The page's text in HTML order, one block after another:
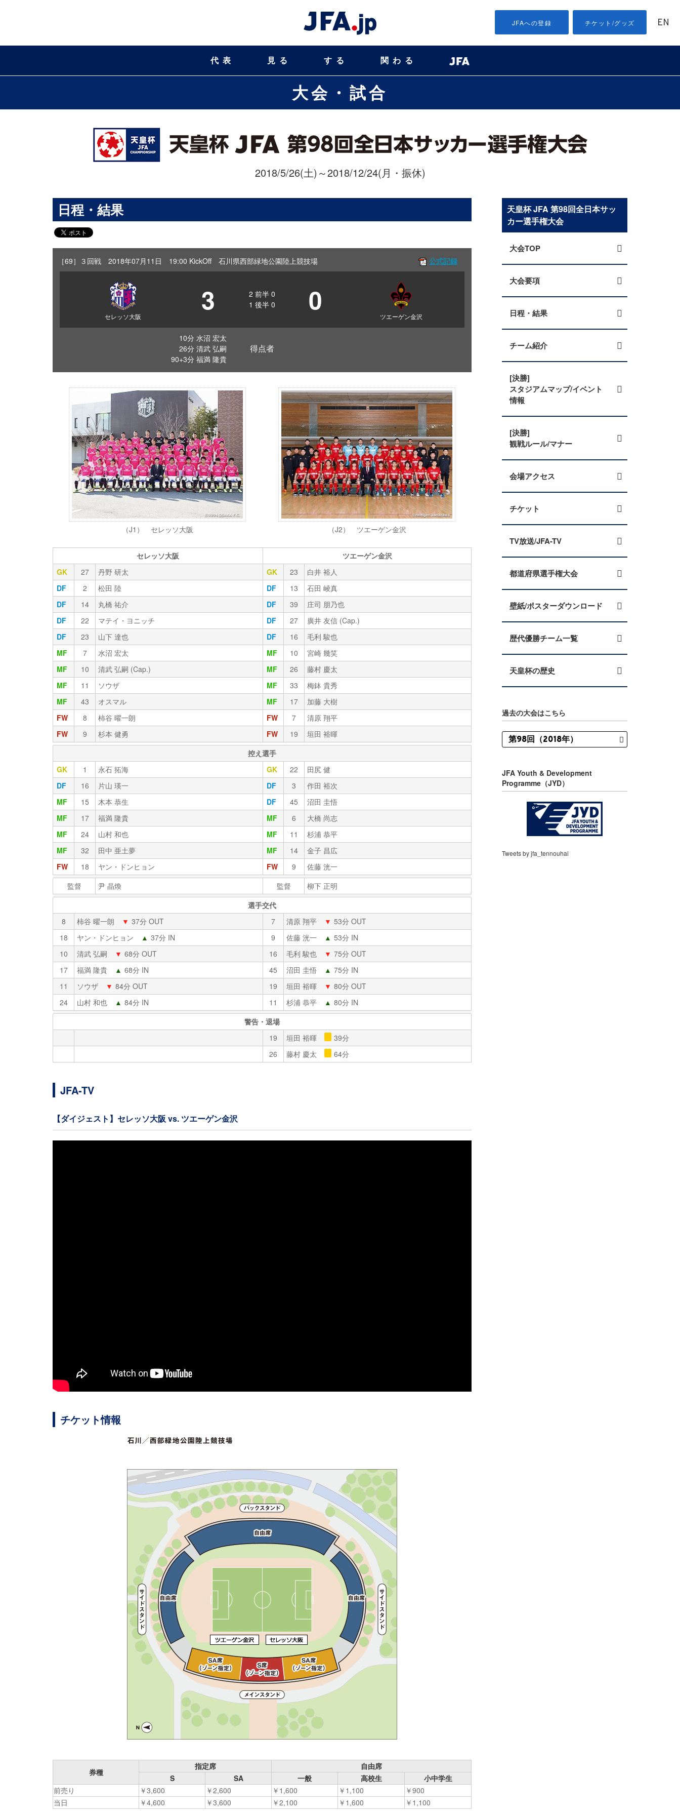
JFAへの登録 チケット/グッズ EN
代表 見る する 関わる
大会・試合
2018/5/26(土)～2018/12/24(月・振休)
日程・結果
［69］３回戦 2018年07月11日 19:00 KickOff 石川県西部緑地公園陸上競技場 公式記録
セレッソ大阪 3 2 前半 0
1 後半 0 0 ツエーゲン金沢
10分 水沼 宏太
26分 清武 弘嗣
90+3分 福満 隆貴
得点者
（J1） セレッソ大阪 （J2） ツエーゲン金沢
セレッソ大阪
ツエーゲン金沢
GK
27 丹野 研太 GK 23
白井 裕人
DF
2 松田 陸 DF 13
石田 崚真
DF
14 丸橋 祐介 DF 39
庄司 朋乃也
DF
22 マテイ・ヨニッチ DF 27
廣井 友信 (Cap.)
DF
23 山下 達也 DF 16
毛利 駿也
MF
7 水沼 宏太 MF 10
宮崎 幾笑
MF
10 清武 弘嗣 (Cap.) MF 26
藤村 慶太
MF
11 ソウザ MF 33
梅鉢 貴秀
MF
43 オスマル MF 17
加藤 大樹
FW
8 柿谷 曜一朗 FW 7
清原 翔平
FW
9 杉本 健勇 FW 19
垣田 裕暉
控え選手
GK
1 永石 拓海 GK 22
田尻 健
DF
16 片山 瑛一 DF 3
作田 裕次
MF
15 木本 恭生 DF 45
沼田 圭悟
MF
17 福満 隆貴 MF 6
大橋 尚志
MF
24 山村 和也 MF 11
杉浦 恭平
MF
32 田中 亜土夢 MF 14
金子 昌広
FW
18 ヤン・ドンヒョン FW 9
佐藤 洸一
監督
尹 晶煥 監督
柳下 正明
選手交代
8
柿谷 曜一朗 ▼ 37分 OUT 7 清原 翔平 ▼ 53分 OUT
18
ヤン・ドンヒョン ▲ 37分 IN 9 佐藤 洸一 ▲ 53分 IN
10
清武 弘嗣 ▼ 68分 OUT 16 毛利 駿也 ▼ 75分 OUT
17
福満 隆貴 ▲ 68分 IN 45 沼田 圭悟 ▲ 75分 IN
11
ソウザ ▼ 84分 OUT 19 垣田 裕暉 ▼ 80分 OUT
24
山村 和也 ▲ 84分 IN 11 杉浦 恭平 ▲ 80分 IN
警告・退場
19
垣田 裕暉
39分
26
藤村 慶太 64分
JFA-TV
【ダイジェスト】セレッソ大阪 vs. ツエーゲン金沢
チケット情報
券種
指定席
自由席
S
SA 一般 高校生
小中学生
前売り
￥3,600 ￥2,600 ￥1,600 ￥1,100
￥900
当日
￥4,600 ￥3,600 ￥2,100 ￥1,600 ￥1,100
天皇杯 JFA 第98回全日本サッ
カー選手権大会
大会TOP
大会要項
日程・結果
チーム紹介
[決勝]
スタジアムマップ/イベント
情報
[決勝]
観戦ルール/マナー
会場アクセス
チケット
TV放送/JFA-TV
都道府県選手権大会
壁紙/ポスターダウンロード
歴代優勝チーム一覧
天皇杯の歴史
過去の大会はこちら
JFA Youth & Development
Programme（JYD）
Tweets by jfa_tennouhai